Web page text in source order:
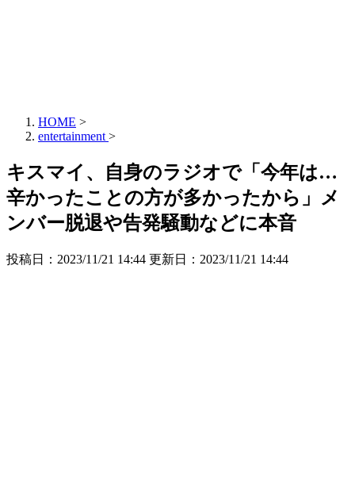
HOME >
entertainment >
キスマイ、自身のラジオで「今年は…
辛かったことの方が多かったから」メ
ンバー脱退や告発騒動などに本音
投稿日：2023/11/21 14:44 更新日： 2023/11/21 14:44